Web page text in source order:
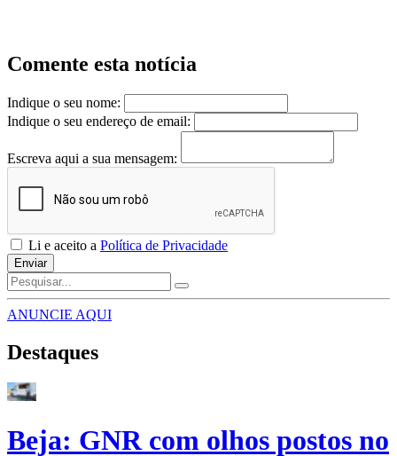
Comente esta notícia
Indique o seu nome:
Indique o seu endereço de email:
Escreva aqui a sua mensagem:
Li e aceito a Política de Privacidade
Enviar
ANUNCIE AQUI
Destaques
Beja: GNR com olhos postos no